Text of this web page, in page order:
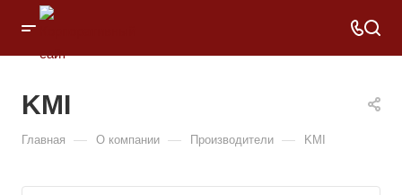
KMI
Главная — О компании — Производители — KMI